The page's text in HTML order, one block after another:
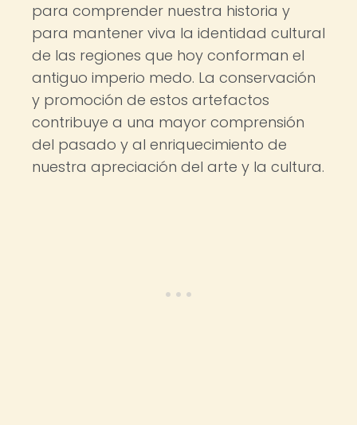
para comprender nuestra historia y
para mantener viva la identidad cultural
de las regiones que hoy conforman el
antiguo imperio medo. La conservación
y promoción de estos artefactos
contribuye a una mayor comprensión
del pasado y al enriquecimiento de
nuestra apreciación del arte y la cultura.